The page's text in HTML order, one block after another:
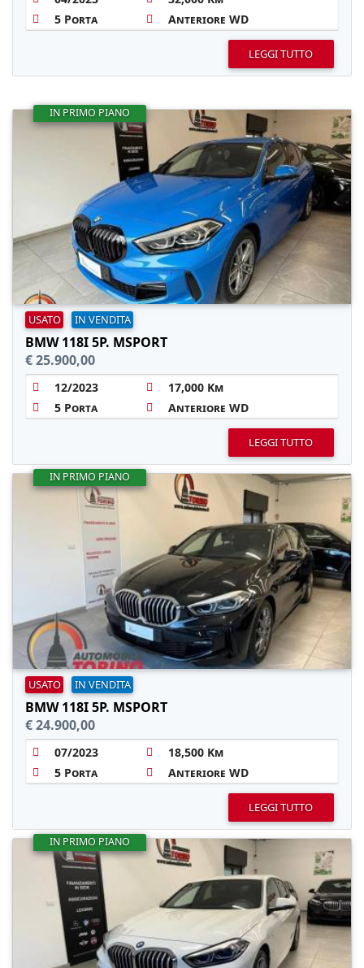
5 Porta
Anteriore WD
LEGGI TUTTO
IN PRIMO PIANO
USATO IN VENDITA
BMW 118I 5P. MSPORT
€ 25.900,00
12/2023
17,000 Km
5 Porta
Anteriore WD
LEGGI TUTTO
IN PRIMO PIANO
USATO IN VENDITA
BMW 118I 5P. MSPORT
€ 24.900,00
07/2023
18,500 Km
5 Porta
Anteriore WD
LEGGI TUTTO
IN PRIMO PIANO